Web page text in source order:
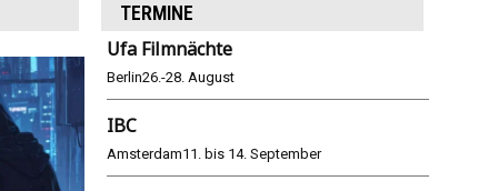
TERMINE
Ufa Filmnächte
Berlin26.-28. August
IBC
Amsterdam11. bis 14. September